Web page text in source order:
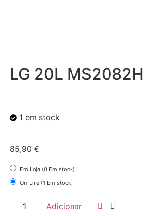
LG 20L MS2082H
1 em stock
85,90 €
Em Loja (0 Em stock)
On-Line (1 Em stock)
Adicionar